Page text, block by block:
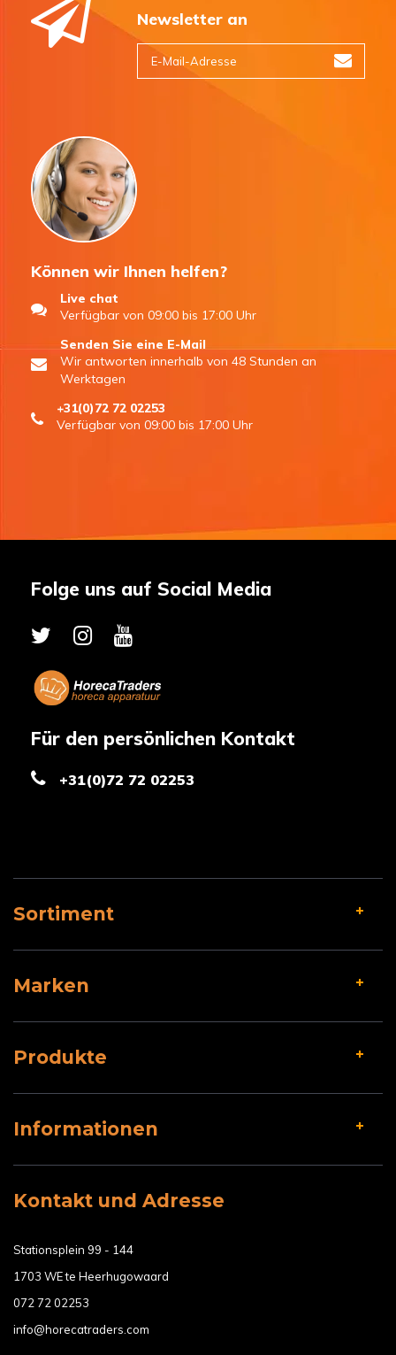
Newsletter an
Können wir Ihnen helfen?
Live chat
Verfügbar von 09:00 bis 17:00 Uhr
Senden Sie eine E-Mail
Wir antworten innerhalb von 48 Stunden an
Werktagen
+31(0)72 72 02253
Verfügbar von 09:00 bis 17:00 Uhr
Folge uns auf Social Media
Für den persönlichen Kontakt
+31(0)72 72 02253
Sortiment
Marken
Produkte
Informationen
Kontakt und Adresse
Stationsplein 99 - 144
1703 WE te Heerhugowaard
072 72 02253
info@horecatraders.com